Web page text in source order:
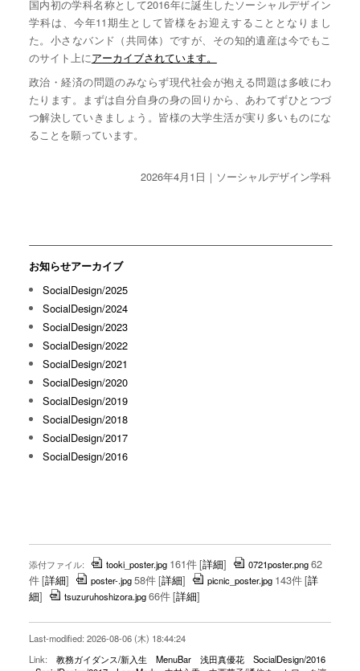
国内初の学科名称として2016年に誕生したソーシャルデザイン
学科は、今年11期生として皆様をお迎えすることとなりまし
た。小さなバンド（共同体）ですが、その知的遺産は今でもこ
のサイト上にアーカイブされています。
政治・経済の問題のみならず現代社会が抱える問題は多岐にわ
たります。まずは自分自身の身の回りから、あわてずひとつづ
つ解決していきましょう。皆様の大学生活が実り多いものにな
ることを願っています。
2026年4月1日｜ソーシャルデザイン学科
お知らせアーカイブ
SocialDesign/2025
SocialDesign/2024
SocialDesign/2023
SocialDesign/2022
SocialDesign/2021
SocialDesign/2020
SocialDesign/2019
SocialDesign/2018
SocialDesign/2017
SocialDesign/2016
添付ファイル: tooki_poster.jpg 161件[詳細] 0721poster.png62
件[詳細] poster-.jpg58件[詳細] picnic_poster.jpg 143件[詳
細] tsuzuruhoshizora.jpg66件[詳細]
Last-modified: 2026-08-06 (木) 18:44:24
Link:
教務ガイダンス/新入生 MenuBar 浅田真優花
SocialDesign/2016